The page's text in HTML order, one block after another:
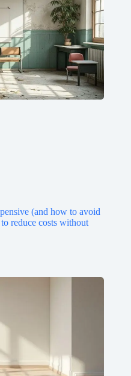
(and how to avoid
reduce costs without